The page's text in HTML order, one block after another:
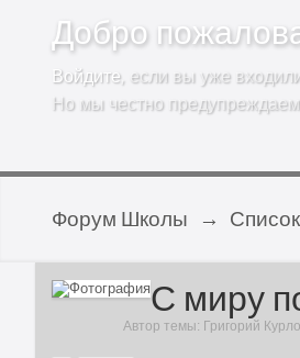
Добро
Войдите, если вы уже
Но мы честно
Форум Школы →
С миру
Автор темы: Григорий